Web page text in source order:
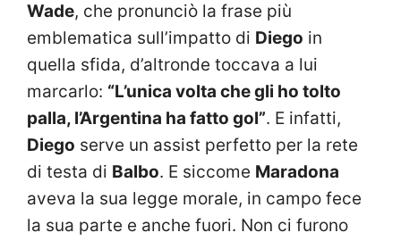
Wade, che pronunciò la frase più
emblematica sull’impatto di Diego in
quella sfida, d’altronde toccava a lui
marcarlo: “L’unica volta che gli ho tolto
palla, l’Argentina ha fatto gol”. E infatti,
Diego serve un assist perfetto per la rete
di testa di Balbo. E siccome Maradona
aveva la sua legge morale, in campo fece
la sua parte e anche fuori. Non ci furono